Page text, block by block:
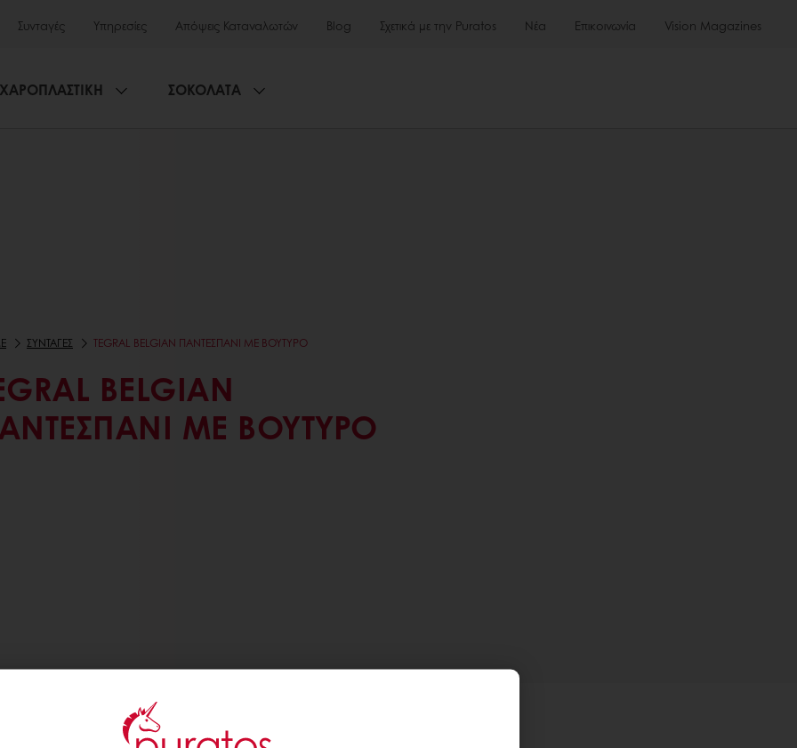
Συνταγές Υπηρεσίες Απόψεις Καταναλωτών Blog Σχετικά με την Puratos Νέα Επικοινωνία Vision Magazines
ΣΟΚΟΛΑΤΑ
ΣΥΝΤΑΓΕΣ TEGRAL BELGIAN ΠΑΝΤΕΣΠΆΝΙ ΜΕ ΒΟΎΤΥΡΟ
BELGIAN
ΜΕ ΒΟΎΤΥΡΟ